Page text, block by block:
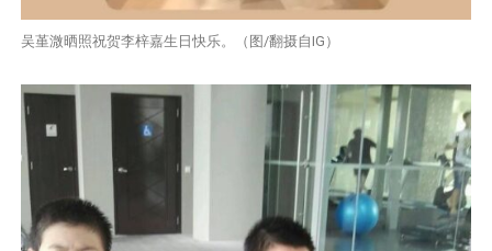
吴堇溦晒照祝贺李梓嘉生日快乐。（图/翻摄自IG）